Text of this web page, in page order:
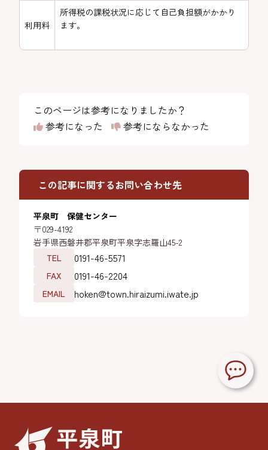
利用料
所得税の課税状況に応じて自己負担額がかかり
ます。
このページは参考になりましたか？
参考になった
参考にならなかった
この記事に関するお問い合わせ先
平泉町 保健センター
〒029-4192
岩手県西磐井郡平泉町平泉字志羅山45-2
TEL
0191-46-5571
FAX 0191-46-2204
EMAIL hoken@town.hiraizumi.iwate.jp